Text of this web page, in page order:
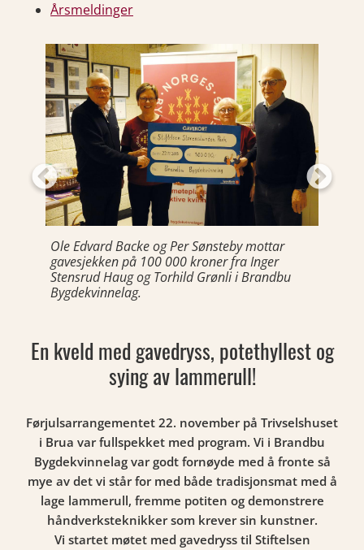
Årsmeldinger
Ole Edvard Backe og Per Sønsteby mottar
gavesjekken på 100 000 kroner fra Inger
Stensrud Haug og Torhild Grønli i Brandbu
Bygdekvinnelag.
En kveld med gavedryss, potethyllest og
sying av lammerull!
Førjulsarrangementet 22. november på Trivselshuset
i Brua var fullspekket med program. Vi i Brandbu
Bygdekvinnelag var godt fornøyde med å fronte så
mye av det vi står for med både tradisjonsmat med å
lage lammerull, fremme potiten og demonstrere
håndverksteknikker som krever sin kunstner.
Vi startet møtet med gavedryss til Stiftelsen